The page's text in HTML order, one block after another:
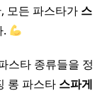
모든 파스타가 스
.
스타 종류들을 정
롱 파스타 스파게